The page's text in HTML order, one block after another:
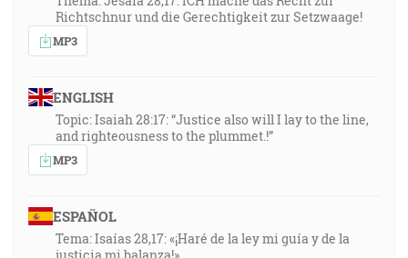
Richtschnur und die Gerechtigkeit zur Setzwaage!
MP3
ENGLISH
Topic: Isaiah 28:17: “Justice also will I lay to the line,
and righteousness to the plummet.!”
MP3
ESPAÑOL
Tema: Isaías 28,17: «¡Haré de la ley mi guía y de la